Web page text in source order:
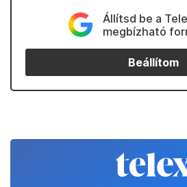
Állítsd be a
megbízható
Beállítom